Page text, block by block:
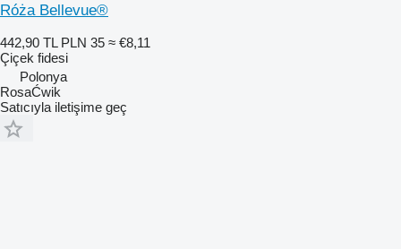
Róża Bellevue®
442,90 TL PLN 35 ≈ €8,11
Çiçek fidesi
Polonya
RosaĆwik
Satıcıyla iletişime geç